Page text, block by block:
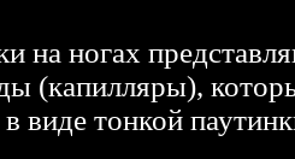
на ногах
(капилляры),
виде тонкой